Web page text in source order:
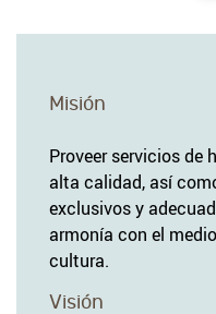
Misión
Proveer servicios de
alta calidad, así
exclusivos y
armonía con el
cultura.
Visión